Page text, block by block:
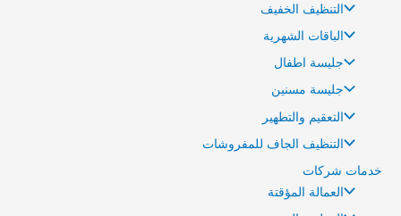
التنظيف الخفيف
الباقات الشهرية
جليسة اطفال
جليسة مسنين
التعقيم والتطهير
التنظيف الجاف للمفروشات
خدمات شركات
العمالة المؤقتة